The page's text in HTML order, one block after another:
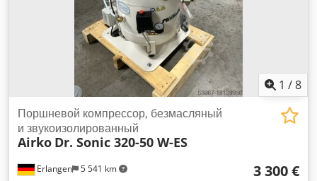
1 /8
Erlangen 5 541 km
Поршневой компрессор, безмасляный
и звукоизолированный
Airko Dr. Sonic 320-50 W-ES
3 300 €